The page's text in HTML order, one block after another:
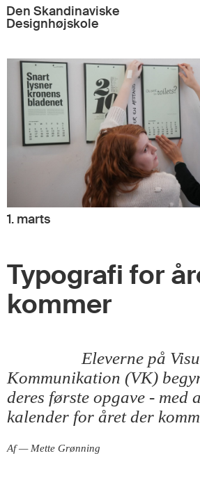
Den Skandinaviske
Designhøjskole
1. marts
Typografi for
kommer
Eleverne på
Kommunikation (VK)
deres første opgave - med
kalender for året der
Af — Mette Grønning